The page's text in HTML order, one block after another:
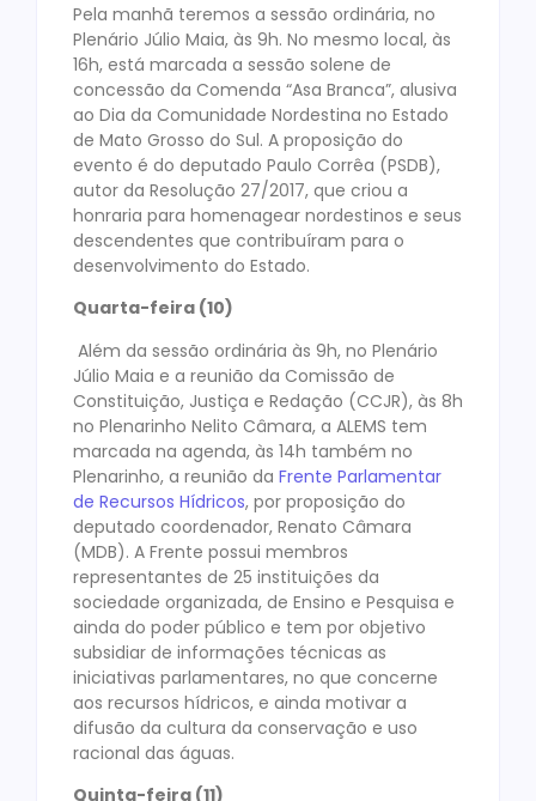
Pela manhã teremos a sessão ordinária, no
Plenário Júlio Maia, às 9h. No mesmo local, às
16h, está marcada a sessão solene de
concessão da Comenda “Asa Branca”, alusiva
ao Dia da Comunidade Nordestina no Estado
de Mato Grosso do Sul. A proposição do
evento é do deputado Paulo Corrêa (PSDB),
autor da Resolução 27/2017, que criou a
honraria para homenagear nordestinos e seus
descendentes que contribuíram para o
desenvolvimento do Estado.
Quarta-feira (10)
Além da sessão ordinária às 9h, no Plenário
Júlio Maia e a reunião da Comissão de
Constituição, Justiça e Redação (CCJR), às 8h
no Plenarinho Nelito Câmara, a ALEMS tem
marcada na agenda, às 14h também no
Plenarinho, a reunião da Frente Parlamentar
de Recursos Hídricos, por proposição do
deputado coordenador, Renato Câmara
(MDB). A Frente possui membros
representantes de 25 instituições da
sociedade organizada, de Ensino e Pesquisa e
ainda do poder público e tem por objetivo
subsidiar de informações técnicas as
iniciativas parlamentares, no que concerne
aos recursos hídricos, e ainda motivar a
difusão da cultura da conservação e uso
racional das águas.
Quinta-feira (11)